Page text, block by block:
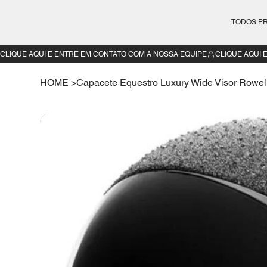
TODOS
HOME >Capacete Equestro Luxury Wide Visor
CLIQUE AQUI E ENTRE EM CONTATO COM A NOSSA EQUIPE